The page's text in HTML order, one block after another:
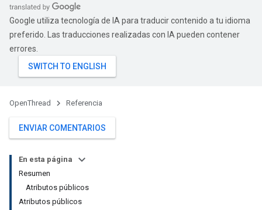
Google utiliza tecnología de IA para traducir contenido a tu idioma
preferido. Las traducciones realizadas con IA pueden contener
errores.
OpenThread Referencia
ENVIAR COMENTARIOS
En esta página
Resumen
Atributos públicos
Atributos públicos